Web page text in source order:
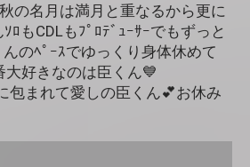
の名月は満月と重なるから更に
ﾛもCDLもﾌﾟﾛﾃﾞｭｰｻｰでもずっと
のﾍﾟｰｽでゆっくり身体休めて
好きなのは臣くん💙
包まれて愛しの臣くん💕お休み